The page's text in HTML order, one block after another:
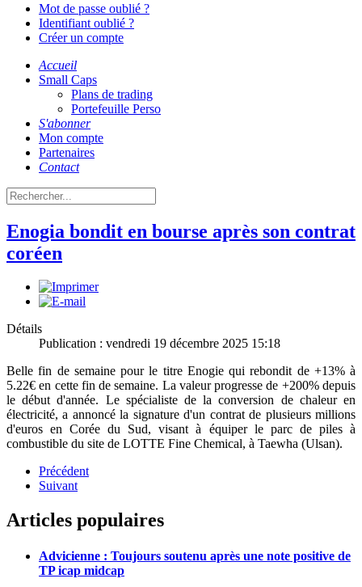
Mot de passe oublié ?
Identifiant oublié ?
Créer un compte
Accueil
Small Caps
Plans de trading
Portefeuille Perso
S'abonner
Mon compte
Partenaires
Contact
Enogia bondit en bourse après son contrat
coréen
Détails
Publication : vendredi 19 décembre 2025 15:18
Belle fin de semaine pour le titre Enogie qui rebondit de +13% à
5.22€ en cette fin de semaine. La valeur progresse de +200% depuis
le début d'année. Le spécialiste de la conversion de chaleur en
électricité, a annoncé la signature d'un contrat de plusieurs millions
d'euros en Corée du Sud, visant à équiper le parc de piles à
combustible du site de LOTTE Fine Chemical, à Taewha (Ulsan).
Précédent
Suivant
Articles populaires
Advicienne : Toujours soutenu après une note positive de
TP icap midcap